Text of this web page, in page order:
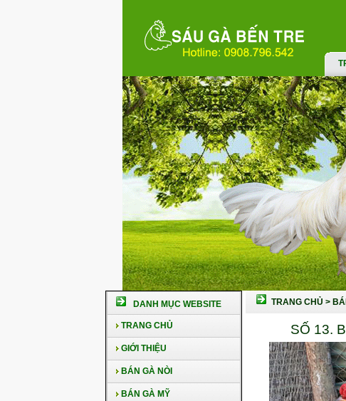
DANH MỤC WEBSITE
TRANG CHỦ
GIỚI THIỆU
BÁN GÀ NÒI
BÁN GÀ MỸ
TRANG CHỦ >
SỐ 13.